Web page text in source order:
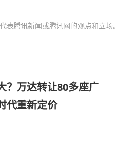
表腾讯新闻或腾讯网的观点和立场。
？万达转让80多座广
代重新定价